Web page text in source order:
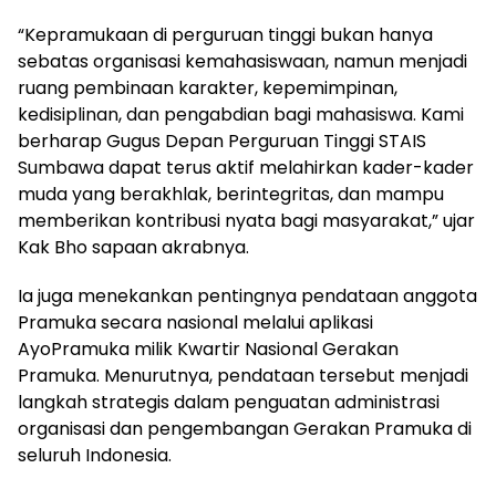
“Kepramukaan di perguruan tinggi bukan hanya
sebatas organisasi kemahasiswaan, namun menjadi
ruang pembinaan karakter, kepemimpinan,
kedisiplinan, dan pengabdian bagi mahasiswa. Kami
berharap Gugus Depan Perguruan Tinggi STAIS
Sumbawa dapat terus aktif melahirkan kader-kader
muda yang berakhlak, berintegritas, dan mampu
memberikan kontribusi nyata bagi masyarakat,” ujar
Kak Bho sapaan akrabnya.
Ia juga menekankan pentingnya pendataan anggota
Pramuka secara nasional melalui aplikasi
AyoPramuka milik Kwartir Nasional Gerakan
Pramuka. Menurutnya, pendataan tersebut menjadi
langkah strategis dalam penguatan administrasi
organisasi dan pengembangan Gerakan Pramuka di
seluruh Indonesia.